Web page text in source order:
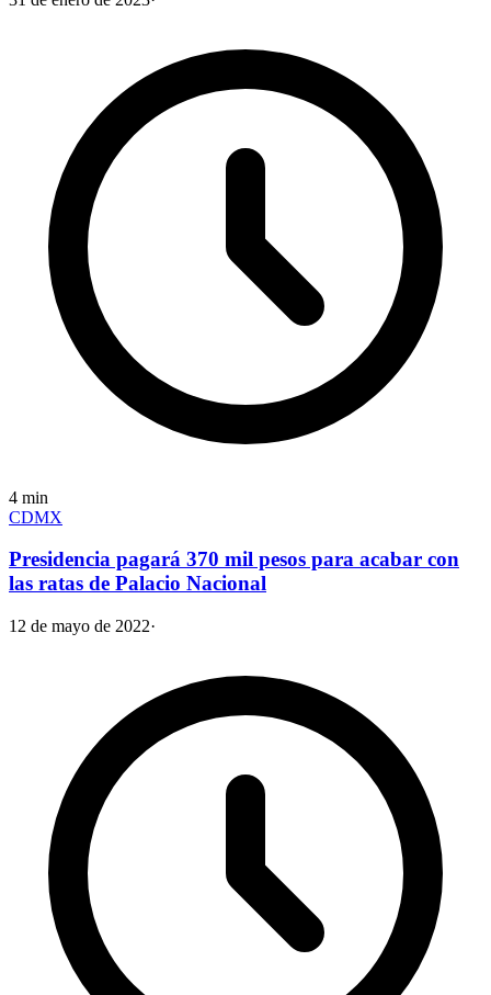
4 min
CDMX
Presidencia pagará 370 mil pesos para acabar con
las ratas de Palacio Nacional
12 de mayo de 2022·